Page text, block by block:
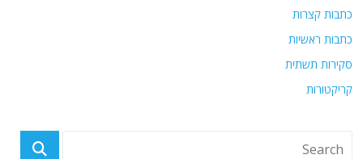
כתבות קצרות
כתבות ראשיות
סקירות תשתית
קריקטורות